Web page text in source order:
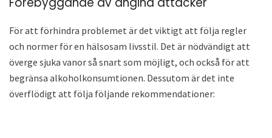
För att förhindra problemet är det viktigt att följa regler
och normer för en hälsosam livsstil. Det är nödvändigt att
överge sjuka vanor så snart som möjligt, och också för att
begränsa alkoholkonsumtionen. Dessutom är det inte
överflödigt att följa följande rekommendationer: